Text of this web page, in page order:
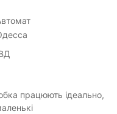
працюють ідеально,